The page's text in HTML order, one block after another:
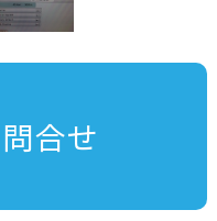
合せ